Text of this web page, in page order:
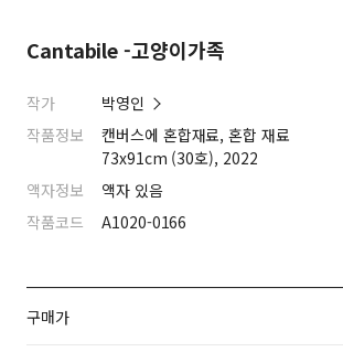
Cantabile -고양이가족
작가
박영인
작품정보
캔버스에 혼합재료, 혼합 재료
73x91cm (30호), 2022
액자정보
액자 있음
작품코드
A1020-0166
구매가